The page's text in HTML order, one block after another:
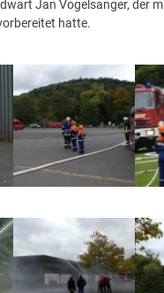
Jan Vogelsanger, der
hatte.